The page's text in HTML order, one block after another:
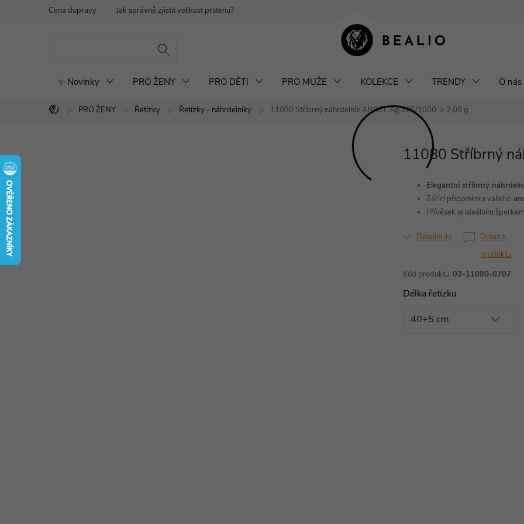
Cena dopravy Jak správně zjistit velikost prstenu?
✨ Novinky PRO ŽENY PRO DĚTI PRO MUŽE KOLEKCE TRENDY O nás
Domů
PRO ŽENY Řetízky Řetízky - náhrdelníky 11080 Stříbrný náhrdelník ANDĚLAg 925/1000; ≥ 2,08 g
11080 Stříbrný
Kód produktu: 03-11080-0707
Elegantní stříbrný
Zářící připomínka vašeho
Přívěsek je ideálním
Detailní informace
Délka řetízku
Dotaz k
produktu